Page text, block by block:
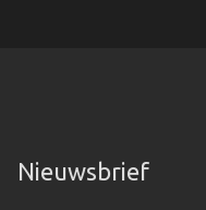
Nieuwsbrief